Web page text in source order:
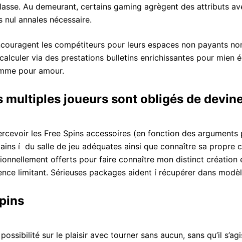
Au demeurant, certains gaming agrègent des attributs
annales nécessaire.
les compétiteurs pour leurs espaces non payants
via des prestations bulletins enrichissantes pour
pour amour.
multiples joueurs sont obligés de
les Free Spins accessoires (en fonction des
í du salle de jeu adéquates ainsi que connaître sa
offerts pour faire connaître mon distinct
limitant. Sérieuses packages aident í récupérer dans
sur le plaisir avec tourner sans aucun, sans qu’il